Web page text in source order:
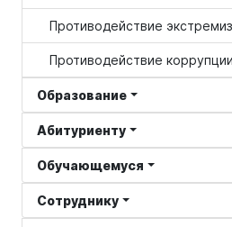
Противодействие
Противодействие коррупции
Образование
Абитуриенту
Обучающемуся
Сотруднику